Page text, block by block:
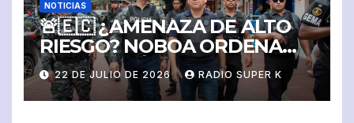
NOTICIAS
🚨🇪🇨 ¿AMENAZA DE ALTO
RIESGO? NOBOA ORDENA
PROTECCIÓN MILITAR Y
POLICIAL PARA JOHN
REIMBERG Y SU FAMILIA
22 DE JULIO DE 2026 RADIO SUPER K